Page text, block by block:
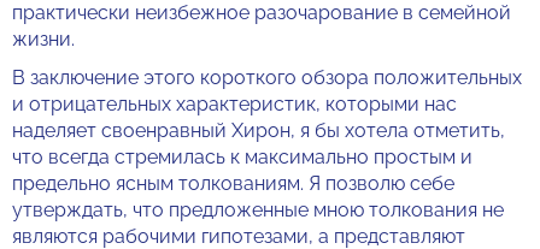
практически неизбежное разочарование в семейной
жизни.
В заключение этого короткого обзора положительных
и отрицательных характеристик, которыми нас
наделяет своенравный Хирон, я бы хотела отметить,
что всегда стремилась к максимально простым и
предельно ясным толкованиям. Я позволю себе
утверждать, что предложенные мною толкования не
являются рабочими гипотезами, а представляют